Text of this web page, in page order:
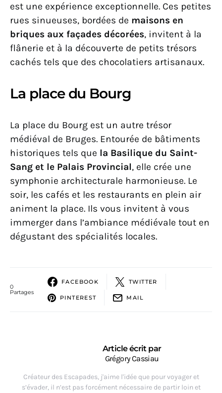
est une expérience exceptionnelle. Ces petites
rues sinueuses, bordées de maisons en
briques aux façades décorées, invitent à la
flânerie et à la découverte de petits trésors
cachés tels que des chocolatiers artisanaux.
La place du Bourg
La place du Bourg est un autre trésor
médiéval de Bruges. Entourée de bâtiments
historiques tels que la Basilique du Saint-
Sang et le Palais Provincial, elle crée une
symphonie architecturale harmonieuse. Le
soir, les cafés et les restaurants en plein air
animent la place. Ils vous invitent à vous
immerger dans l’ambiance médiévale tout en
dégustant des spécialités locales.
0
Partages
FACEBOOK TWITTER
PINTEREST MAIL
Article écrit par
Grégory Cassiau
Créateur des Escapades, j'aime l'idée que pour voyager et
s’évader, il n’est pas forcément nécessaire de partir loin et